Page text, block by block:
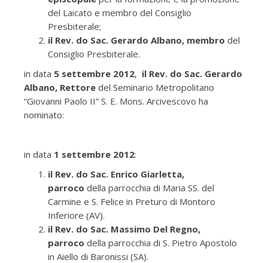
del Laicato e membro del Consiglio
Presbiterale;
il Rev. do Sac. Gerardo Albano, membro del
Consiglio Presbiterale.
in data 5 settembre 2012, il Rev. do Sac. Gerardo
Albano, Rettore del Seminario Metropolitano
“Giovanni Paolo II” S. E. Mons. Arcivescovo ha
nominato:
in data 1 settembre 2012:
il Rev. do Sac. Enrico Giarletta,
parroco della parrocchia di Maria SS. del
Carmine e S. Felice in Preturo di Montoro
Inferiore (AV).
il Rev. do Sac. Massimo Del Regno,
parroco della parrocchia di S. Pietro Apostolo
in Aiello di Baronissi (SA).